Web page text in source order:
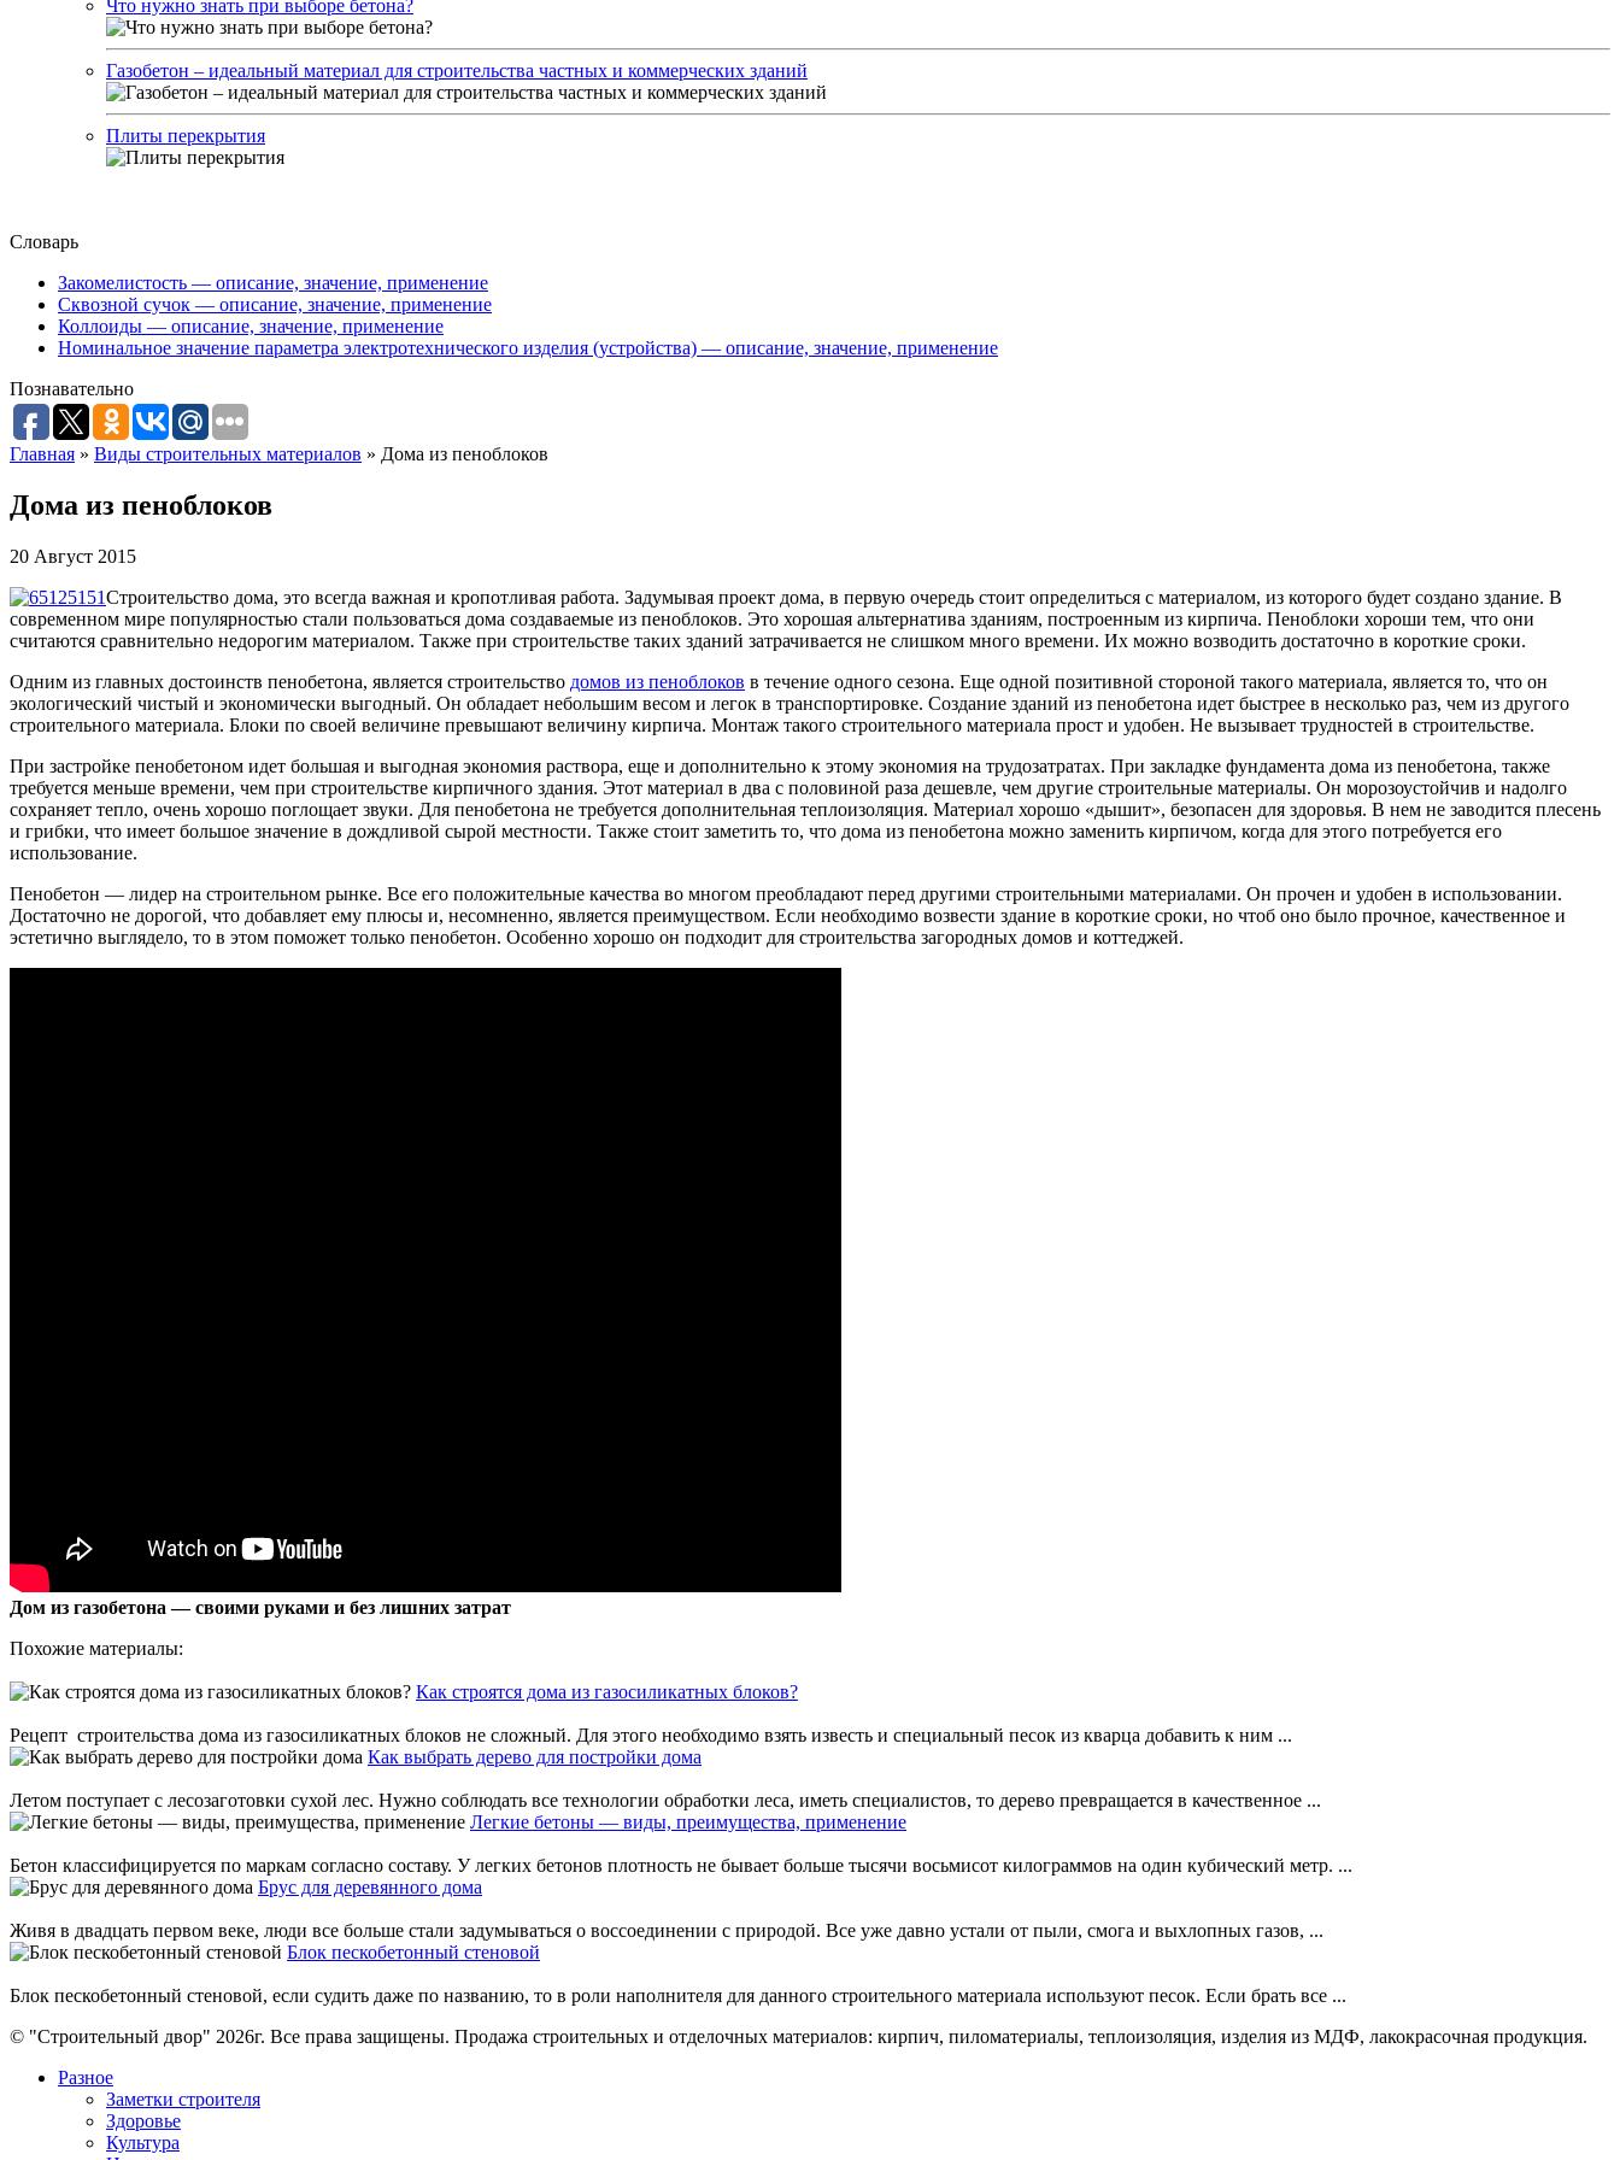
Что нужно знать при выборе бетона?
Газобетон – идеальный материал для строительства частных и коммерческих зданий
Плиты перекрытия
Словарь
Закомелистость — описание, значение, применение
Сквозной сучок — описание, значение, применение
Коллоиды — описание, значение, применение
Номинальное значение параметра электротехнического изделия (устройства) — описание, значение, применение
Познавательно
Главная » Виды строительных материалов » Дома из пеноблоков
Дома из пеноблоков
20 Август 2015
Строительство дома, это всегда важная и кропотливая работа. Задумывая проект дома, в первую очередь стоит определиться с материалом, из которого будет создано здание. В
современном мире популярностью стали пользоваться дома создаваемые из пеноблоков. Это хорошая альтернатива зданиям, построенным из кирпича. Пеноблоки хороши тем, что они
считаются сравнительно недорогим материалом. Также при строительстве таких зданий затрачивается не слишком много времени. Их можно возводить достаточно в короткие сроки.
Одним из главных достоинств пенобетона, является строительство домов из пеноблоков в течение одного сезона. Еще одной позитивной стороной такого материала, является то, что он
экологический чистый и экономически выгодный. Он обладает небольшим весом и легок в транспортировке. Создание зданий из пенобетона идет быстрее в несколько раз, чем из другого
строительного материала. Блоки по своей величине превышают величину кирпича. Монтаж такого строительного материала прост и удобен. Не вызывает трудностей в строительстве.
При застройке пенобетоном идет большая и выгодная экономия раствора, еще и дополнительно к этому экономия на трудозатратах. При закладке фундамента дома из пенобетона, также
требуется меньше времени, чем при строительстве кирпичного здания. Этот материал в два с половиной раза дешевле, чем другие строительные материалы. Он морозоустойчив и надолго
сохраняет тепло, очень хорошо поглощает звуки. Для пенобетона не требуется дополнительная теплоизоляция. Материал хорошо «дышит», безопасен для здоровья. В нем не заводится плесень
и грибки, что имеет большое значение в дождливой сырой местности. Также стоит заметить то, что дома из пенобетона можно заменить кирпичом, когда для этого потребуется его
использование.
Пенобетон — лидер на строительном рынке. Все его положительные качества во многом преобладают перед другими строительными материалами. Он прочен и удобен в использовании.
Достаточно не дорогой, что добавляет ему плюсы и, несомненно, является преимуществом. Если необходимо возвести здание в короткие сроки, но чтоб оно было прочное, качественное и
эстетично выглядело, то в этом поможет только пенобетон. Особенно хорошо он подходит для строительства загородных домов и коттеджей.
Дом из газобетона — своими руками и без лишних затрат
Похожие материалы:
Как строятся дома из газосиликатных блоков?
Рецепт строительства дома из газосиликатных блоков не сложный. Для этого необходимо взять известь и специальный песок из кварца добавить к ним ...
Как выбрать дерево для постройки дома
Летом поступает с лесозаготовки сухой лес. Нужно соблюдать все технологии обработки леса, иметь специалистов, то дерево превращается в качественное ...
Легкие бетоны — виды, преимущества, применение
Бетон классифицируется по маркам согласно составу. У легких бетонов плотность не бывает больше тысячи восьмисот килограммов на один кубический метр. ...
Брус для деревянного дома
Живя в двадцать первом веке, люди все больше стали задумываться о воссоединении с природой. Все уже давно устали от пыли, смога и выхлопных газов, ...
Блок пескобетонный стеновой
Блок пескобетонный стеновой, если судить даже по названию, то в роли наполнителя для данного строительного материала используют песок. Если брать все ...
© "Строительный двор" 2026г. Все права защищены. Продажа строительных и отделочных материалов: кирпич, пиломатериалы, теплоизоляция, изделия из МДФ, лакокрасочная продукция.
Разное
Заметки строителя
Здоровье
Культура